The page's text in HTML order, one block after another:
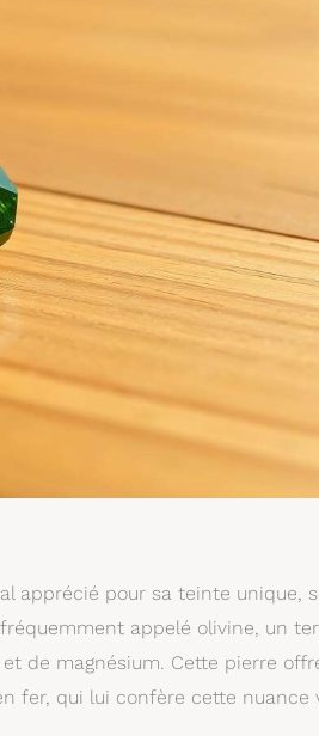
apprécié pour sa teinte unique,
appelé olivine, un
de magnésium. Cette pierre
fer, qui lui confère cette nuance